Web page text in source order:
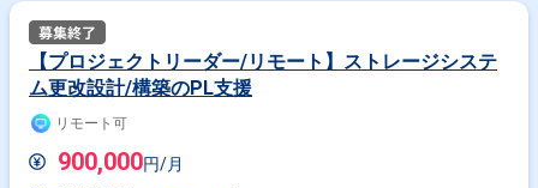
【プロジェクトリーダー/リモート】ストレージシステ
ム更改設計/構築のPL支援
リモート可
900,000円/月